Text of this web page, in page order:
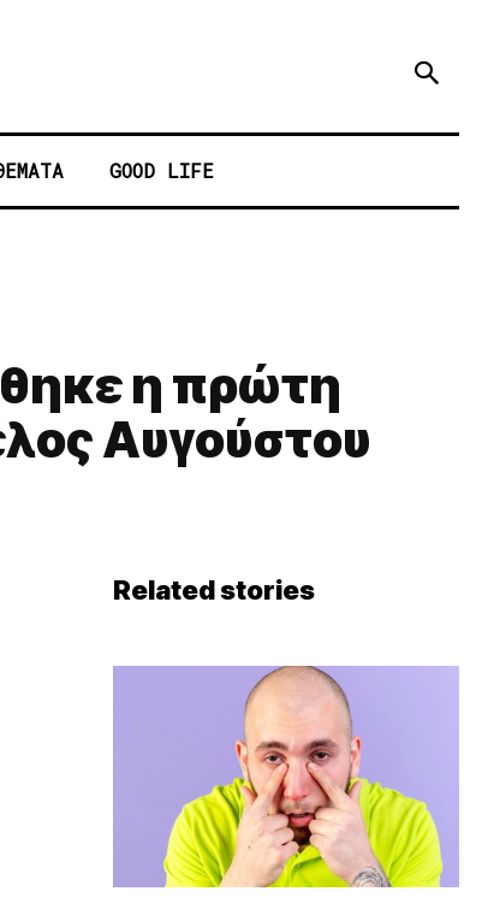
GOOD LIFE
η πρώτη
Αυγούστου
Related stories